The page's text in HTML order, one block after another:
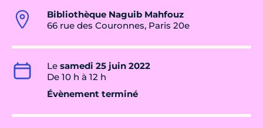
Bibliothèque Naguib Mahfouz
66 rue des Couronnes, Paris 20e
Le samedi 25 juin 2022
De 10 h à 12 h
Évènement terminé